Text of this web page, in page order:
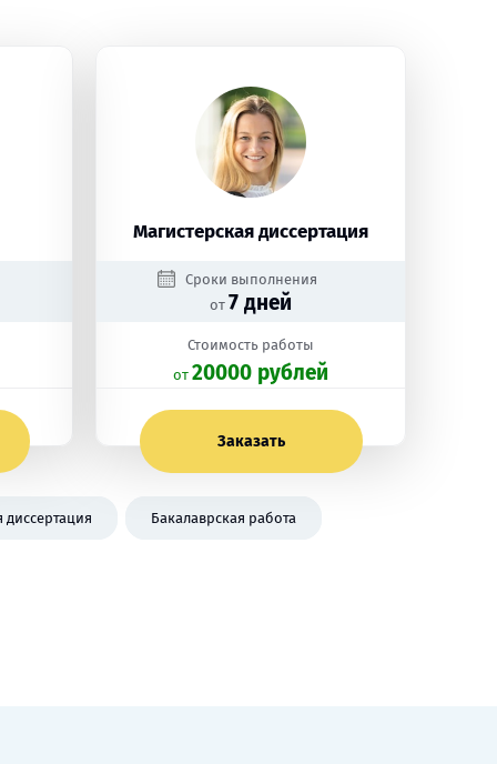
Магистерская диссертация
Сроки выполнения
от 7 дней
Стоимость работы
oт 20000 рублей
Заказать
диссертация Бакалаврская работа